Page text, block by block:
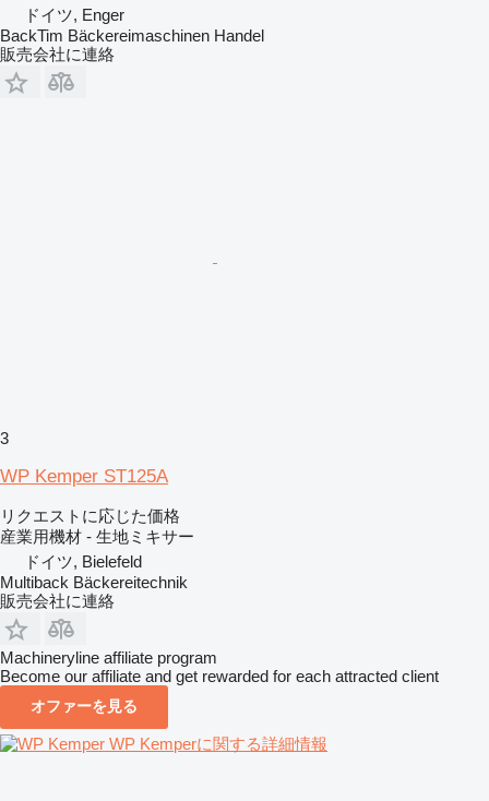
ドイツ, Enger
BackTim Bäckereimaschinen Handel
販売会社に連絡
3
WP Kemper ST125A
リクエストに応じた価格
産業用機材 - 生地ミキサー
ドイツ, Bielefeld
Multiback Bäckereitechnik
販売会社に連絡
Machineryline affiliate program
Become our affiliate and get rewarded for each attracted client
オファーを見る
WP Kemperに関する詳細情報